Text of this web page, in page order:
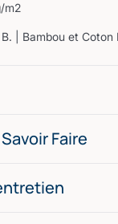
m2
B. | Bambou et Coton
Faire